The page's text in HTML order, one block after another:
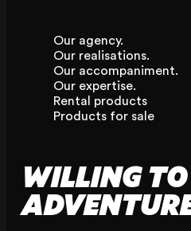
Our agency.
Our realisations.
Our accompaniment.
Our expertise.
Rental products
Products for sale
WILLING